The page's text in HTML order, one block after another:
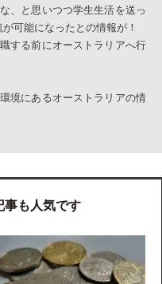
、と思いつつ学生生活を送っ
可能になったとの情報が！
する前にオーストラリアへ行
境にあるオーストラリアの情
事も人気です